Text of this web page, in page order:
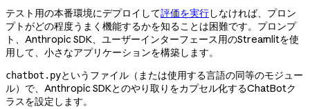
テスト用の本番環境にデプロイして評価を実行しなければ、プロン
プトがどの程度うまく機能するかを知ることは困難です。プロンプ
ト、Anthropic SDK、ユーザーインターフェース用のStreamlitを使
用して、小さなアプリケーションを構築します。
chatbot.pyというファイル（または使用する言語の同等のモジュー
ル）で、Anthropic SDKとのやり取りをカプセル化するChatBotク
ラスを設定します。